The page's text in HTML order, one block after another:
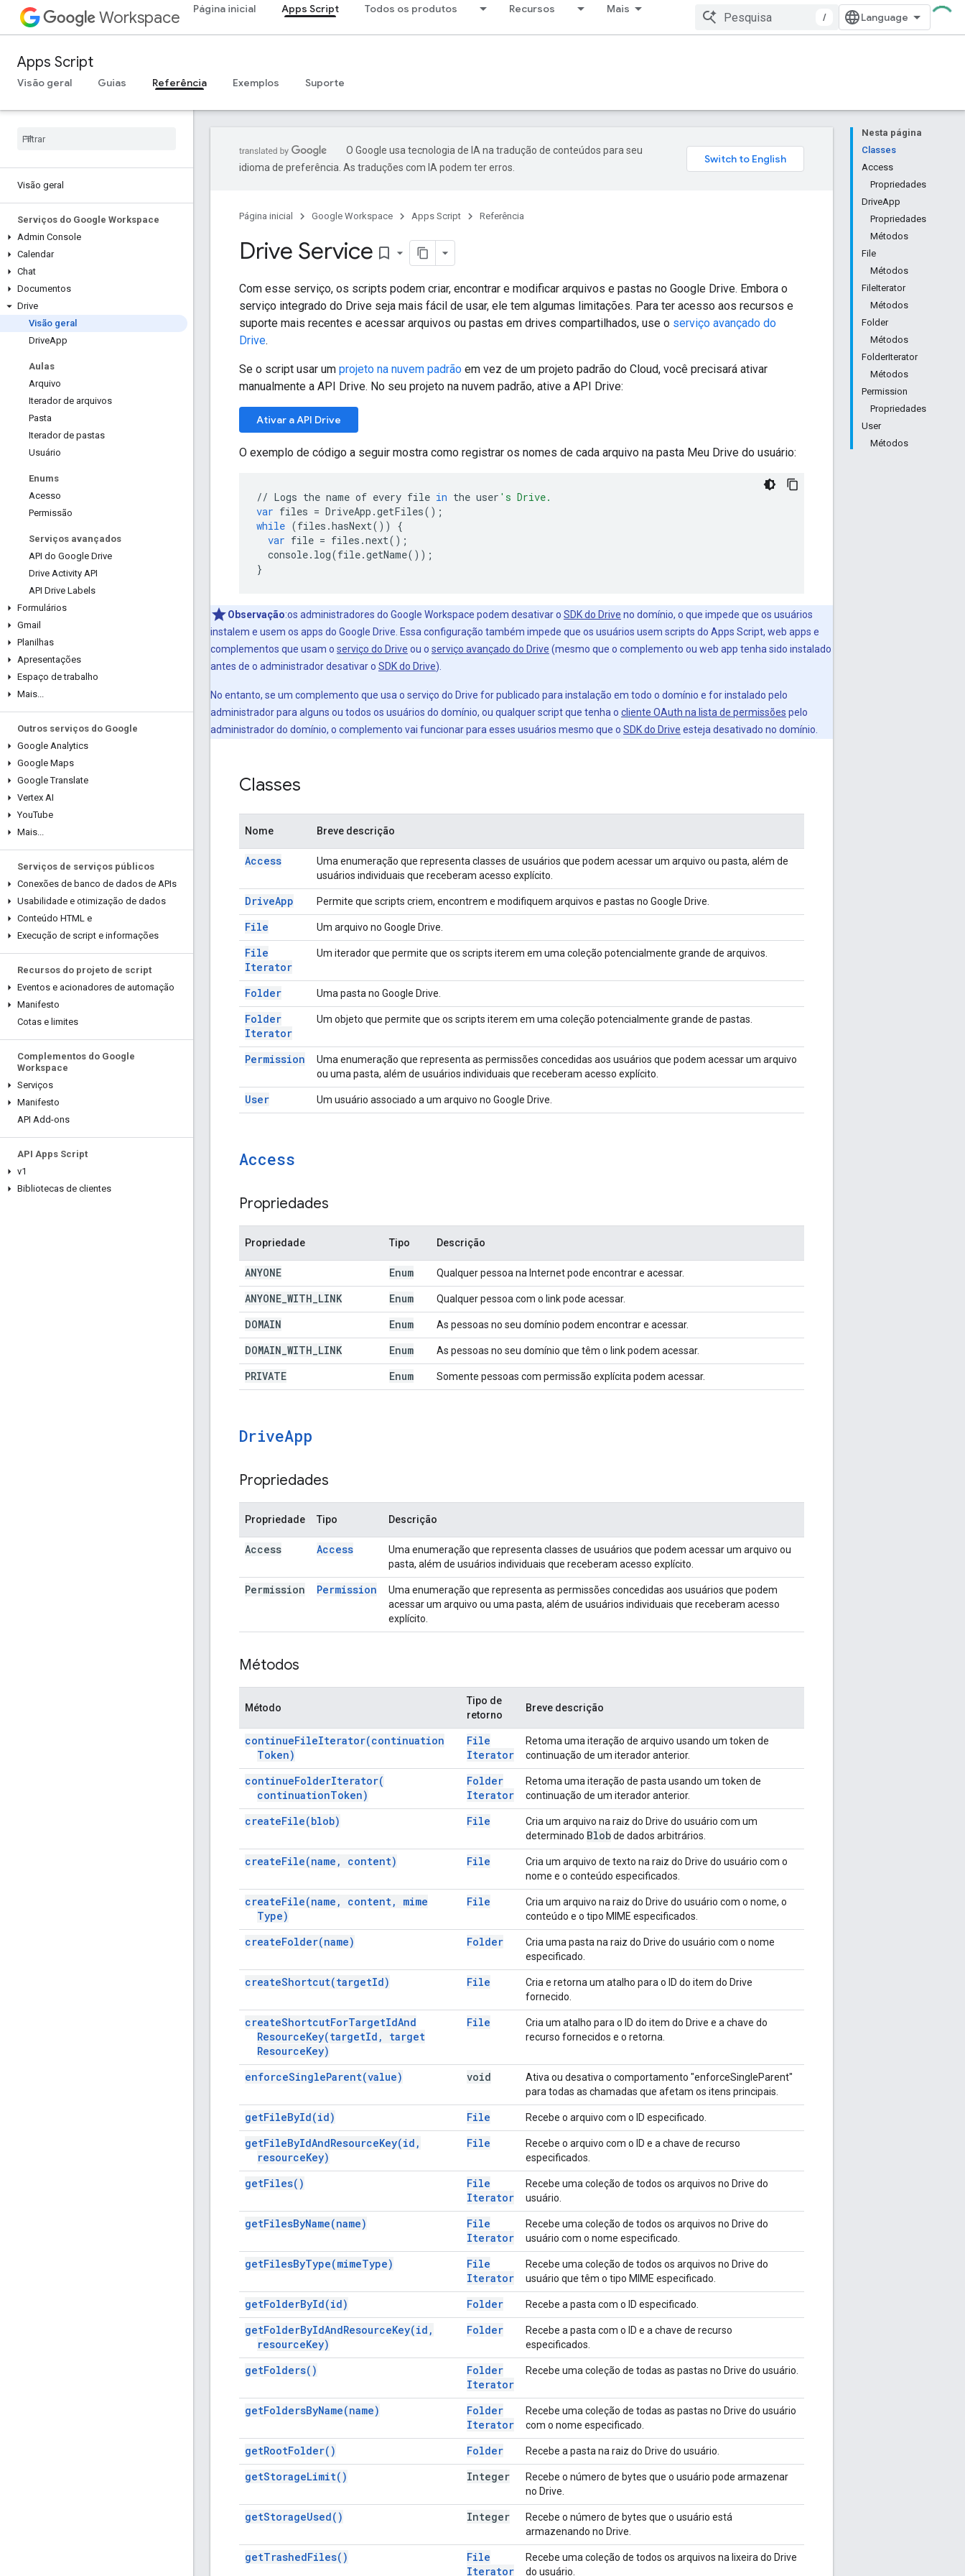
Workspace Página inicial Apps Script Todos os produtos Recursos Mais
/
Apps Script
Visão geral Guias Referência Exemplos Suporte
Visão geral
Serviços do Google Workspace
Admin Console
Calendar
Chat
Documentos
Drive
Visão geral
DriveApp
Aulas
Arquivo
Iterador de arquivos
Pasta
Iterador de pastas
Usuário
Enums
Acesso
Permissão
Serviços avançados
API do Google Drive
Drive Activity API
API Drive Labels
Formulários
Gmail
Planilhas
Apresentações
Espaço de trabalho
Mais...
Outros serviços do Google
Google Analytics
Google Maps
Google Translate
Vertex AI
YouTube
Mais...
Serviços de serviços públicos
Conexões de banco de dados de APIs
Usabilidade e otimização de dados
Conteúdo HTML e
Execução de script e informações
Recursos do projeto de script
Eventos e acionadores de automação
Manifesto
Cotas e limites
Complementos do Google
Workspace
Serviços
Manifesto
API Add-ons
API Apps Script
v1
Bibliotecas de clientes
Nesta página
Classes
Access
Propriedades
DriveApp
Propriedades
Métodos
File
Métodos
FileIterator
Métodos
Folder
Métodos
FolderIterator
Métodos
Permission
Propriedades
User
Métodos
O Google usa tecnologia de IA na tradução de conteúdos para seu
idioma de preferência. As traduções com IA podem ter erros.
Página inicial Google Workspace Apps Script Referência
Drive Service bookmark_border
Com esse serviço, os scripts podem criar, encontrar e modificar arquivos e pastas no Google Drive. Embora o
serviço integrado do Drive seja mais fácil de usar, ele tem algumas limitações. Para ter acesso aos recursos e
suporte mais recentes e acessar arquivos ou pastas em drives compartilhados, use o serviço avançado do
Drive.
Se o script usar um projeto na nuvem padrão em vez de um projeto padrão do Cloud, você precisará ativar
manualmente a API Drive. No seu projeto na nuvem padrão, ative a API Drive:
Ativar a API Drive
O exemplo de código a seguir mostra como registrar os nomes de cada arquivo na pasta Meu Drive do usuário:
// Logs the name of every file in the user 's Drive.
var files = DriveApp .getFiles();
while (files .hasNext())
{
var file = files .next();
console. log(file.getName());
}
Observação:os administradores do Google Workspace podem desativar o SDK do Drive no domínio, o que impede que os usuários
instalem e usem os apps do Google Drive. Essa configuração também impede que os usuários usem scripts do Apps Script, web apps e
complementos que usam o serviço do Drive ou o serviço avançado do Drive (mesmo que o complemento ou web app tenha sido instalado
antes de o administrador desativar o SDK do Drive).
No entanto, se um complemento que usa o serviço do Drive for publicado para instalação em todo o domínio e for instalado pelo
administrador para alguns ou todos os usuários do domínio, ou qualquer script que tenha o cliente OAuth na lista de permissões pelo
administrador do domínio, o complemento vai funcionar para esses usuários mesmo que o SDK do Drive esteja desativado no domínio.
Classes
Nome Breve descrição
Access
Uma enumeração que representa classes de usuários que podem acessar um arquivo ou pasta, além de
usuários individuais que receberam acesso explícito.
DriveApp Permite que scripts criem, encontrem e modifiquem arquivos e pastas no Google Drive.
File Um arquivo no Google Drive.
File
Iterator
Um iterador que permite que os scripts iterem em uma coleção potencialmente grande de arquivos.
Folder Uma pasta no Google Drive.
Folder
Iterator
Um objeto que permite que os scripts iterem em uma coleção potencialmente grande de pastas.
Permission
Uma enumeração que representa as permissões concedidas aos usuários que podem acessar um arquivo
ou uma pasta, além de usuários individuais que receberam acesso explícito.
User Um usuário associado a um arquivo no Google Drive.
Access
Propriedades
Propriedade Tipo Descrição
ANYONE Enum Qualquer pessoa na Internet pode encontrar e acessar.
ANYONE WITH LINK Enum Qualquer pessoa com o link pode acessar.
DOMAIN Enum As pessoas no seu domínio podem encontrar e acessar.
DOMAIN WITH LINK Enum As pessoas no seu domínio que têm o link podem acessar.
PRIVATE Enum Somente pessoas com permissão explícita podem acessar.
DriveApp
Propriedades
Propriedade Tipo Descrição
Access Access
Uma enumeração que representa classes de usuários que podem acessar um arquivo ou
pasta, além de usuários individuais que receberam acesso explícito.
Permission Permission
Uma enumeração que representa as permissões concedidas aos usuários que podem
acessar um arquivo ou uma pasta, além de usuários individuais que receberam acesso
explícito.
Métodos
Método
Tipo de
retorno
Breve descrição
continueFileIterator(continuation
Token)
File
Iterator
Retoma uma iteração de arquivo usando um token de
continuação de um iterador anterior.
continueFolderIterator(
continuationToken)
Folder
Iterator
Retoma uma iteração de pasta usando um token de
continuação de um iterador anterior.
createFile(blob) File
Cria um arquivo na raiz do Drive do usuário com um
determinado Blobde dados arbitrários.
createFile(name , content) File
Cria um arquivo de texto na raiz do Drive do usuário com o
nome e o conteúdo especificados.
createFile(name , content,
mime
Type)
File
Cria um arquivo na raiz do Drive do usuário com o nome, o
conteúdo e o tipo MIME especificados.
createFolder(name) Folder
Cria uma pasta na raiz do Drive do usuário com o nome
especificado.
createShortcut(targetId) File
Cria e retorna um atalho para o ID do item do Drive
fornecido.
createShortcutForTargetIdAnd
ResourceKey(targetId ,
target
ResourceKey)
File
Cria um atalho para o ID do item do Drive e a chave do
recurso fornecidos e o retorna.
enforceSingleParent(value) void
Ativa ou desativa o comportamento "enforceSingleParent"
para todas as chamadas que afetam os itens principais.
getFileById(id) File Recebe o arquivo com o ID especificado.
getFileByIdAndResourceKey(id ,
resourceKey)
File
Recebe o arquivo com o ID e a chave de recurso
especificados.
getFiles( )
File
Iterator
Recebe uma coleção de todos os arquivos no Drive do
usuário.
getFilesByName(name)
File
Iterator
Recebe uma coleção de todos os arquivos no Drive do
usuário com o nome especificado.
getFilesByType(mimeType)
File
Iterator
Recebe uma coleção de todos os arquivos no Drive do
usuário que têm o tipo MIME especificado.
getFolderById(id) Folder Recebe a pasta com o ID especificado.
getFolderByIdAndResourceKey(id ,
resourceKey)
Folder
Recebe a pasta com o ID e a chave de recurso
especificados.
getFolders( )
Folder
Iterator
Recebe uma coleção de todas as pastas no Drive do usuário.
getFoldersByName(name)
Folder
Iterator
Recebe uma coleção de todas as pastas no Drive do usuário
com o nome especificado.
getRootFolder( ) Folder Recebe a pasta na raiz do Drive do usuário.
getStorageLimit( ) Integer
Recebe o número de bytes que o usuário pode armazenar
no Drive.
getStorageUsed( ) Integer
Recebe o número de bytes que o usuário está
armazenando no Drive.
getTrashedFiles( )
File
Iterator
Recebe uma coleção de todos os arquivos na lixeira do Drive
do usuário.